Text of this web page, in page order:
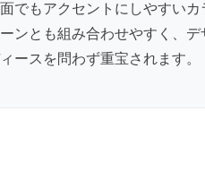
でもアクセントにしやすい
ンとも組み合わせやすく、
ースを問わず重宝されます。